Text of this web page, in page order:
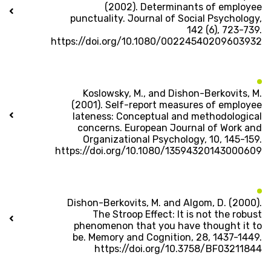
(2002). Determinants of employee
punctuality. Journal of Social Psychology,
142 (6), 723-739.
https://doi.org/10.1080/00224540209603932
Koslowsky, M., and Dishon-Berkovits, M.
(2001). Self-report measures of employee
lateness: Conceptual and methodological
concerns. European Journal of Work and
Organizational Psychology, 10, 145-159.
https://doi.org/10.1080/13594320143000609
Dishon-Berkovits, M. and Algom, D. (2000).
The Stroop Effect: It is not the robust
phenomenon that you have thought it to
be. Memory and Cognition, 28, 1437-1449.
https://doi.org/10.3758/BF03211844